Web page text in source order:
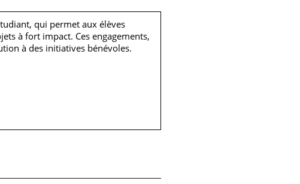
qui permet aux élèves
à fort impact. Ces engagements,
à des initiatives bénévoles.